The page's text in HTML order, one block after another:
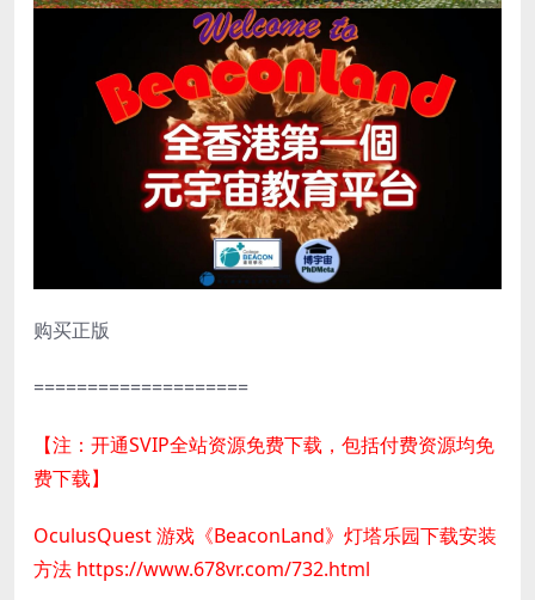
购买正版
====================
【注：开通SVIP全站资源免费下载，包括付费资源均免
费下载】
OculusQuest 游戏《BeaconLand》灯塔乐园下载安装
方法 https://www.678vr.com/732.html